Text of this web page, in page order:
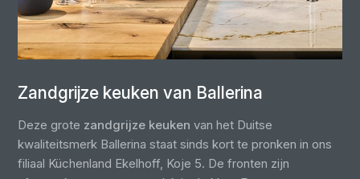
Zandgrijze keuken van Ballerina
Deze grote zandgrijze keuken van het Duitse
kwaliteitsmerk Ballerina staat sinds kort te pronken in ons
filiaal Küchenland Ekelhoff, Koje 5. De fronten zijn